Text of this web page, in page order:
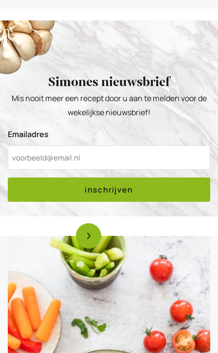
Simones nieuwsbrief
Mis nooit meer een recept door u aan te melden voor de
wekelijkse nieuwsbrief!
Emailadres
inschrijven